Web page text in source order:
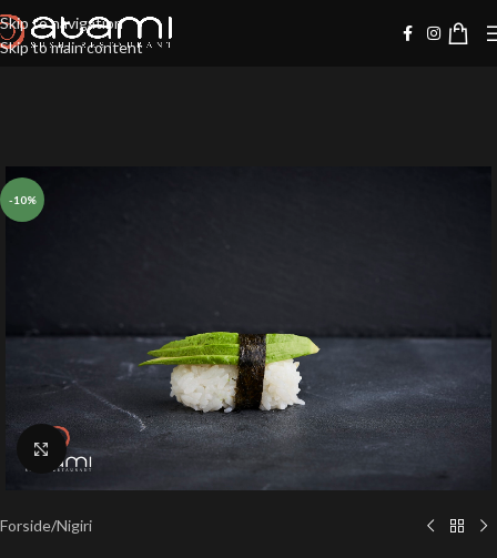
Skip to navigation
Skip to main content
-10%
Klik for at forstørre
Forside/Nigiri